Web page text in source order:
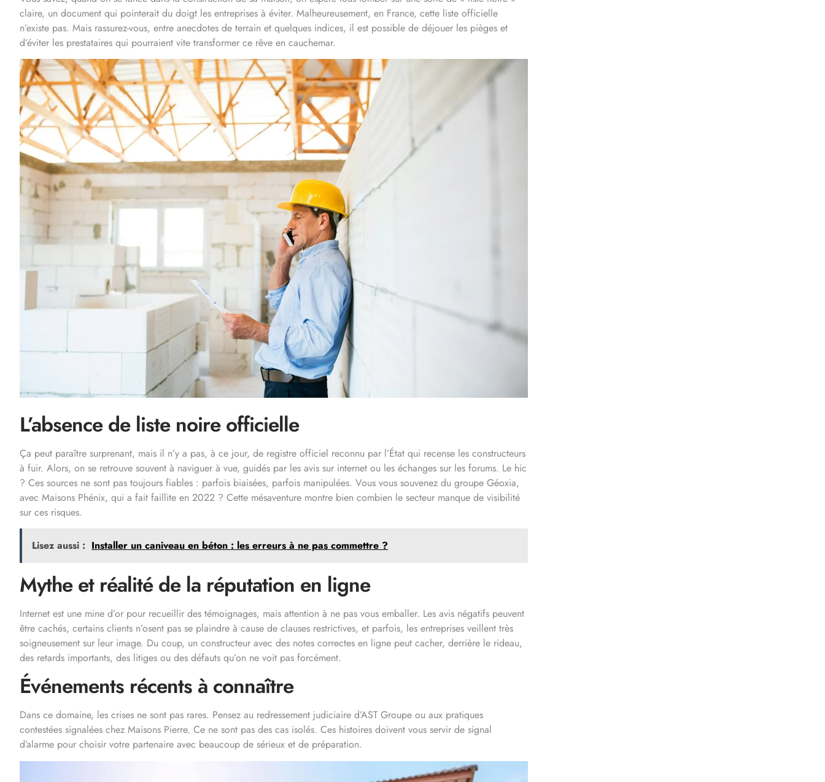
claire, un document qui pointerait du doigt les entreprises à éviter. Malheureusement, en France, cette liste officielle
n’existe pas. Mais rassurez-vous, entre anecdotes de terrain et quelques indices, il est possible de déjouer les pièges et
d’éviter les prestataires qui pourraient vite transformer ce rêve en cauchemar.
L’absence de liste noire officielle
Ça peut paraître surprenant, mais il n’y a pas, à ce jour, de registre officiel reconnu par l’État qui recense les constructeurs
à fuir. Alors, on se retrouve souvent à naviguer à vue, guidés par les avis sur internet ou les échanges sur les forums. Le hic
? Ces sources ne sont pas toujours fiables : parfois biaisées, parfois manipulées. Vous vous souvenez du groupe Géoxia,
avec Maisons Phénix, qui a fait faillite en 2022 ? Cette mésaventure montre bien combien le secteur manque de visibilité
sur ces risques.
Lisez aussi : Installer un caniveau en béton : les erreurs à ne pas commettre ?
Mythe et réalité de la réputation en ligne
Internet est une mine d’or pour recueillir des témoignages, mais attention à ne pas vous emballer. Les avis négatifs peuvent
être cachés, certains clients n’osent pas se plaindre à cause de clauses restrictives, et parfois, les entreprises veillent très
soigneusement sur leur image. Du coup, un constructeur avec des notes correctes en ligne peut cacher, derrière le rideau,
des retards importants, des litiges ou des défauts qu’on ne voit pas forcément.
Événements récents à connaître
Dans ce domaine, les crises ne sont pas rares. Pensez au redressement judiciaire d’AST Groupe ou aux pratiques
contestées signalées chez Maisons Pierre. Ce ne sont pas des cas isolés. Ces histoires doivent vous servir de signal
d’alarme pour choisir votre partenaire avec beaucoup de sérieux et de préparation.